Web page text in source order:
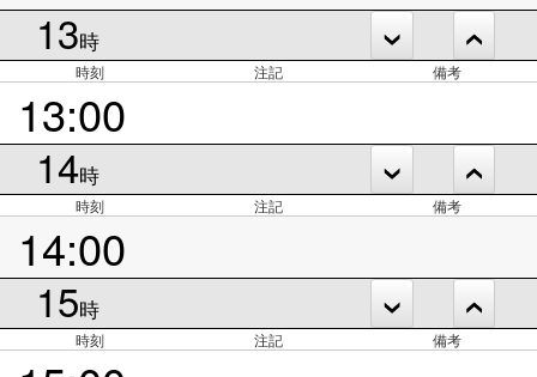
13時
時刻 注記 備考
13:00
14時
時刻 注記 備考
14:00
15時
時刻 注記 備考